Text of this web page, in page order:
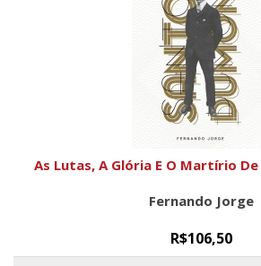
As Lutas, A Glória E O Martírio
Fernando Jorge
R$106,50